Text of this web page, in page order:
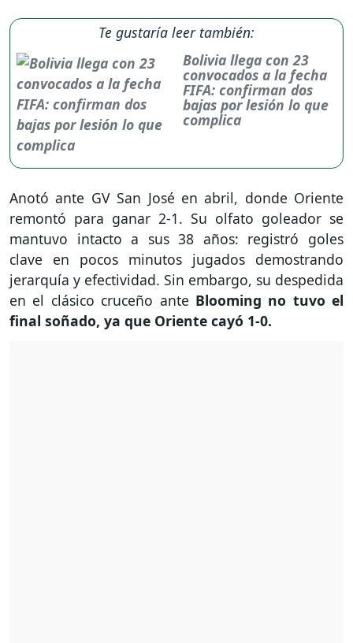
Te gustaría leer también:
Bolivia llega con 23
convocados a la fecha
FIFA: confirman dos
bajas por lesión lo que
complica
Anotó ante GV San José en abril, donde Oriente
remontó para ganar 2-1. Su olfato goleador se
mantuvo intacto a sus 38 años: registró goles
clave en pocos minutos jugados demostrando
jerarquía y efectividad. Sin embargo, su despedida
en el clásico cruceño ante Blooming no tuvo el
final soñado, ya que Oriente cayó 1-0.